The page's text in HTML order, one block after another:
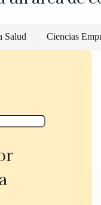
Salud Ciencias